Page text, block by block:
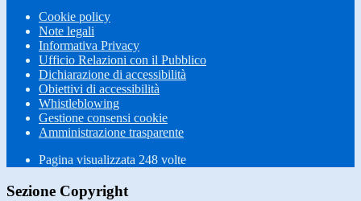
Cookie policy
Note legali
Informativa Privacy
Ufficio Relazioni con il Pubblico
Dichiarazione di accessibilità
Obiettivi di accessibilità
Whistleblowing
Gestione consensi cookie
Amministrazione trasparente
Pagina visualizzata 248 volte
Sezione Copyright